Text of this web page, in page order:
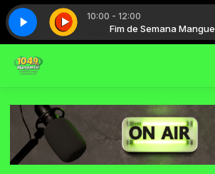
10:00 - 12:00
Fim de Semana Manguezal
4 Play hits - Parte 4